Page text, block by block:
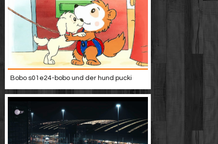
Bobo s01e24-bobo und der hund pucki